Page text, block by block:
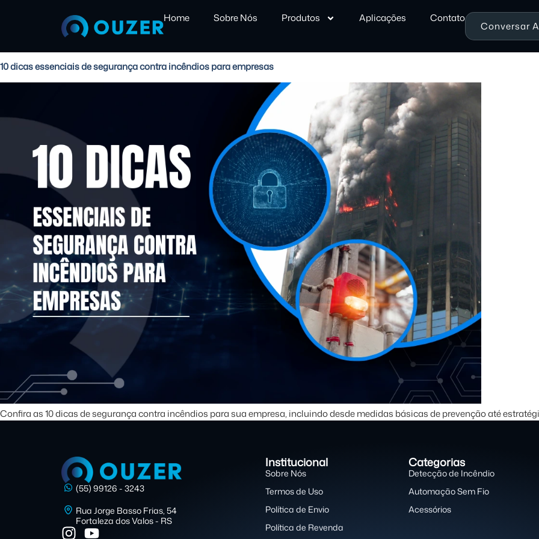
Home Sobre Nós Produtos Aplicações Contato
Conversar
10 dicas essenciais de segurança contra incêndios para empresas
Confira as 10 dicas de segurança contra incêndios para sua empresa, incluindo desde medidas básicas de prevenção até
(55) 99126 - 3243
Rua Jorge Basso Frias, 54
Fortaleza dos Valos - RS
Institucional
Sobre Nós
Termos de Uso
Política de Envio
Política de Revenda
Categorias
Detecção de Incêndio
Automação Sem Fio
Acessórios